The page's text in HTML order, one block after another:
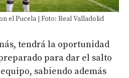
el Pucela | Foto: Real Valladolid
tendrá la oportunidad
para dar el salto
sabiendo además